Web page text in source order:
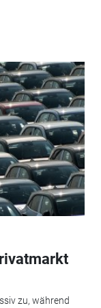
zu, während